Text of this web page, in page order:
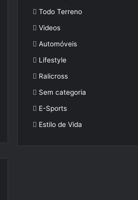
Todo Terreno
Videos
Automóveis
Lifestyle
Ralicross
Sem categoria
E-Sports
Estilo de Vida